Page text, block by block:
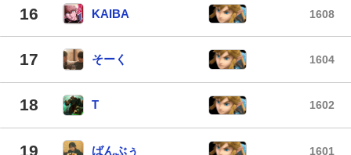
16 KAIBA 1608
17 そーく 1604
18 T 1602
19 ばんぶぅ 1601